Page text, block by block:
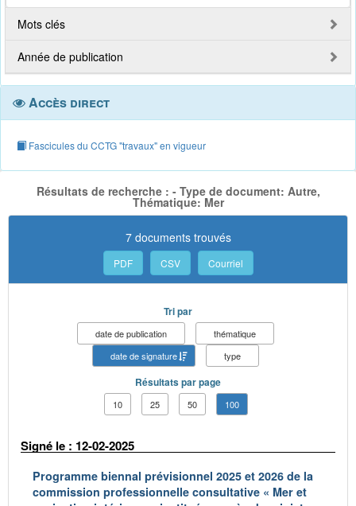
Mots clés
Année de publication
Accès direct
Fascicules du CCTG "travaux" en vigueur
Résultats de recherche : - Type de document: Autre,
Thématique: Mer
7 documents trouvés
PDF CSV Courriel
Tri par
date de publication
thématique
date de signature
type
Résultats par page
10 25 50 100
Signé le : 12-02-2025
Programme biennal prévisionnel 2025 et 2026 de la
commission professionnelle consultative « Mer et